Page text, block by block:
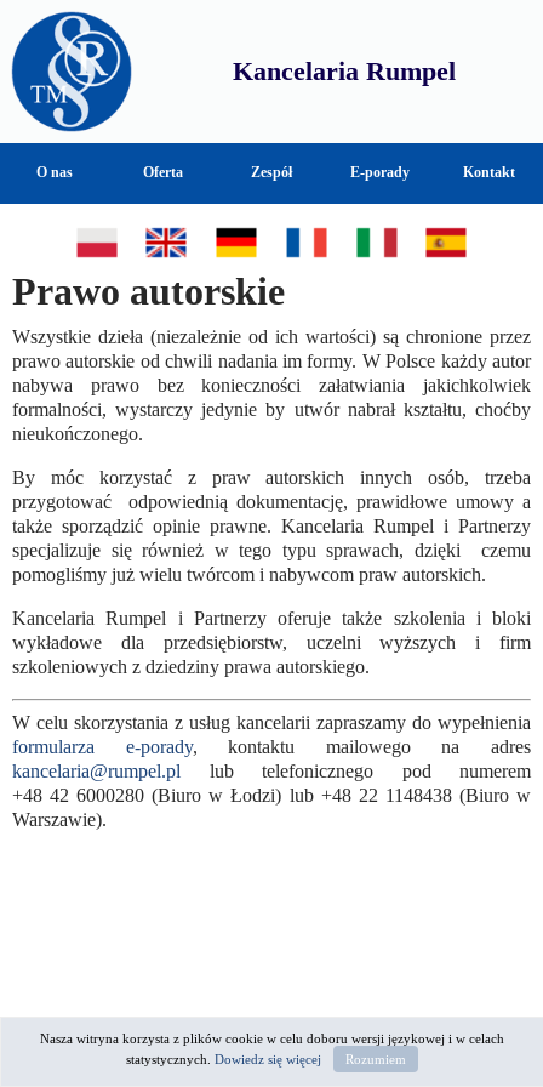
Kancelaria Rumpel
O nas Oferta Zespół E-porady Kontakt
Prawo autorskie
Wszystkie dzieła (niezależnie od ich wartości) są chronione przez
prawo autorskie od chwili nadania im formy. W Polsce każdy autor
nabywa prawo bez konieczności załatwiania jakichkolwiek
formalności, wystarczy jedynie by utwór nabrał kształtu, choćby
nieukończonego.
By móc korzystać z praw autorskich innych osób, trzeba
przygotować odpowiednią dokumentację, prawidłowe umowy a
także sporządzić opinie prawne. Kancelaria Rumpel i Partnerzy
specjalizuje się również w tego typu sprawach, dzięki czemu
pomogliśmy już wielu twórcom i nabywcom praw autorskich.
Kancelaria Rumpel i Partnerzy oferuje także szkolenia i bloki
wykładowe dla przedsiębiorstw, uczelni wyższych i firm
szkoleniowych z dziedziny prawa autorskiego.
W celu skorzystania z usług kancelarii zapraszamy do wypełnienia
formularza e-porady, kontaktu mailowego na adres
kancelaria@rumpel.pl lub telefonicznego pod numerem
+48 42 6000280 (Biuro w Łodzi) lub +48 22 1148438 (Biuro w
Warszawie).
Nasza witryna korzysta z plików cookie w celu doboru wersji językowej i w celach
statystycznych.Dowiedz się więcej Rozumiem